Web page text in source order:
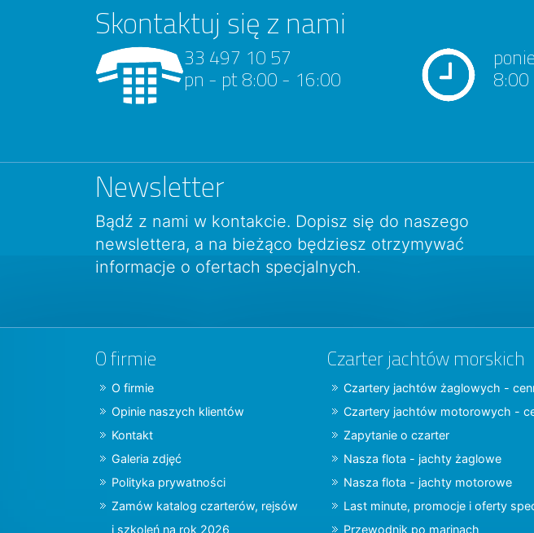
Skontaktuj się z nami
33 497 10 57
pn - pt 8:00 - 16:00
Newsletter
Bądź z nami w kontakcie. Dopisz się do naszego
newslettera, a na bieżąco będziesz otrzymywać
informacje o ofertach specjalnych.
O firmie
O firmie
Opinie naszych klientów
Kontakt
Galeria zdjęć
Polityka prywatności
Zamów katalog czarterów, rejsów
i szkoleń na rok 2026
Czarter jachtów morskich
Czartery jachtów żaglowych -
Czartery jachtów motorowych -
Zapytanie o czarter
Nasza flota - jachty żaglowe
Nasza flota - jachty motorowe
Last minute, promocje i oferty
Przewodnik po marinach